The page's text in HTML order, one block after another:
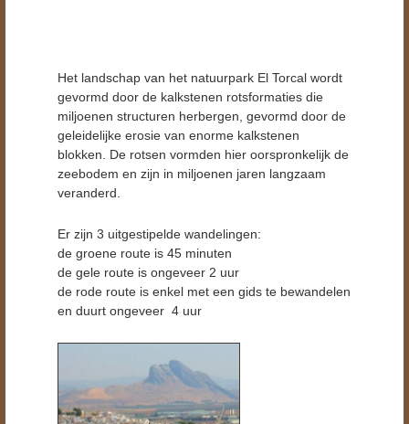
Het landschap van het natuurpark El Torcal wordt
gevormd door de kalkstenen rotsformaties die
miljoenen structuren herbergen, gevormd door de
geleidelijke erosie van enorme kalkstenen
blokken. De rotsen vormden hier oorspronkelijk de
zeebodem en zijn in miljoenen jaren langzaam
veranderd.
Er zijn 3 uitgestipelde wandelingen:
de groene route is 45 minuten
de gele route is ongeveer 2 uur
de rode route is enkel met een gids te bewandelen
en duurt ongeveer 4 uur